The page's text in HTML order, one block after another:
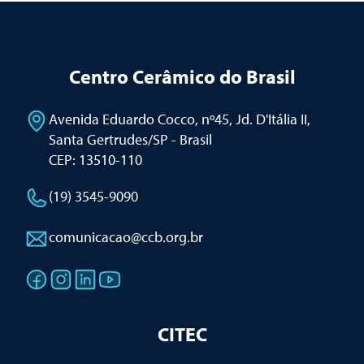
Centro Cerâmico do Brasil
Avenida Eduardo Cocco, nº45, Jd. D'Itália II,
Santa Gertrudes/SP - Brasil
CEP: 13510-110
(19) 3545-9090
comunicacao@ccb.org.br
CITEC